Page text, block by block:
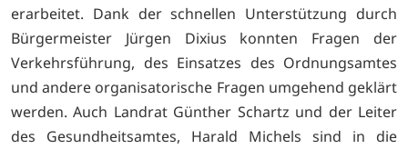
erarbeitet. Dank der schnellen Unterstützung durch
Bürgermeister Jürgen Dixius konnten Fragen der
Verkehrsführung, des Einsatzes des Ordnungsamtes
und andere organisatorische Fragen umgehend geklärt
werden. Auch Landrat Günther Schartz und der Leiter
des Gesundheitsamtes, Harald Michels sind in die